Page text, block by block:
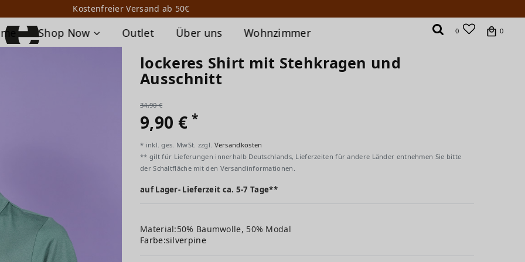
Kostenfreier Versand ab 50€
Shop Now Outlet Über uns Wohnzimmer 0 0
lockeres Shirt mit Stehkragen und
Ausschnitt
34,90 €
9,90 €*
* inkl. ges. MwSt. zzgl. Versandkosten
** gilt für Lieferungen innerhalb Deutschlands, Lieferzeiten für andere Länder entnehmen Sie bitte
der Schaltfläche mit den Versandinformationen.
auf Lager- Lieferzeit ca. 5-7 Tage**
Material:50% Baumwolle, 50% Modal
Farbe:silverpine